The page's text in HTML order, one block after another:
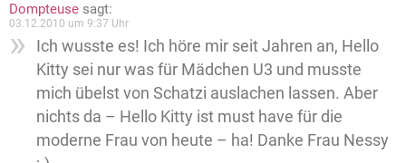
Dompteuse sagt:
03.12.2010 um 9:37 Uhr
Ich wusste es! Ich höre mir seit Jahren an, Hello
Kitty sei nur was für Mädchen U3 und musste
mich übelst von Schatzi auslachen lassen. Aber
nichts da – Hello Kitty ist must have für die
moderne Frau von heute – ha! Danke Frau Nessy